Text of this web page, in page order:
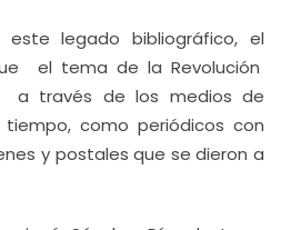
legado bibliográfico, el
el tema de la Revolución
a través de los medios de
como periódicos con
y postales que se dieron a